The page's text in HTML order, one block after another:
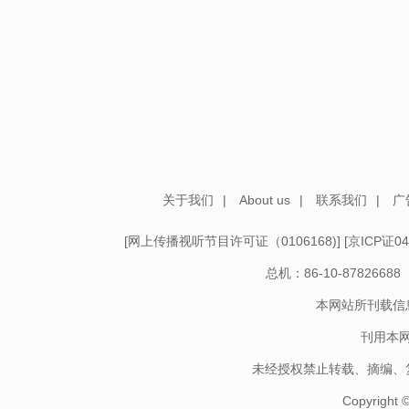
关于我们 | About us | 联系我们 |
[网上传播视听节目许可证（0106168)] [京ICP证
总机：86-10-87826688
本网站所刊载
刊用本
未经授权禁止转载、摘编
Copyright